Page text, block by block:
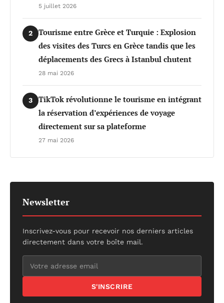
5 juillet 2026
2
Tourisme entre Grèce et Turquie : Explosion
des visites des Turcs en Grèce tandis que les
déplacements des Grecs à Istanbul chutent
28 mai 2026
3
TikTok révolutionne le tourisme en intégrant
la réservation d’expériences de voyage
directement sur sa plateforme
27 mai 2026
Newsletter
Inscrivez-vous pour recevoir nos derniers articles
directement dans votre boîte mail.
S'INSCRIRE